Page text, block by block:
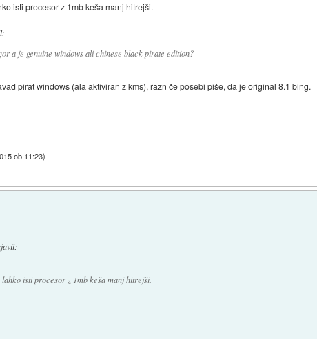
isti procesor z 1mb keša manj hitrejši.
:
a je genuine windows ali chinese black pirate edition?
pirat windows (ala aktiviran z kms), razn če posebi piše, da je original 8.1 bing.
ob 11:23)
:
isti procesor z 1mb keša manj hitrejši.